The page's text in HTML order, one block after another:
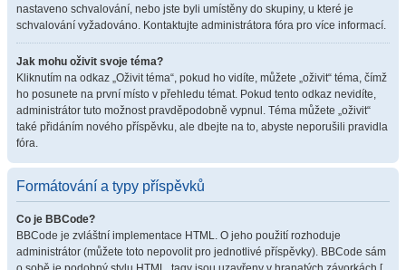
nastaveno schvalování, nebo jste byli umístěny do skupiny, u které je
schvalování vyžadováno. Kontaktujte administrátora fóra pro více informací.
Jak mohu oživit svoje téma?
Kliknutím na odkaz „Oživit téma“, pokud ho vidíte, můžete „oživit“ téma, čímž
ho posunete na první místo v přehledu témat. Pokud tento odkaz nevidíte,
administrátor tuto možnost pravděpodobně vypnul. Téma můžete „oživit“
také přidáním nového příspěvku, ale dbejte na to, abyste neporušili pravidla
fóra.
Formátování a typy příspěvků
Co je BBCode?
BBCode je zvláštní implementace HTML. O jeho použití rozhoduje
administrátor (můžete toto nepovolit pro jednotlivé příspěvky). BBCode sám